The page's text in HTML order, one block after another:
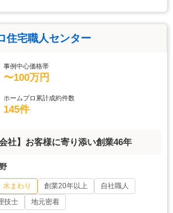
住宅職人センター
事例中心価格帯
〜100万円
ホームプロ累計成約件数
145件
社】お客様に寄り添い創業46年
水まわり 創業20年以上
自社職人
技士 地元密着